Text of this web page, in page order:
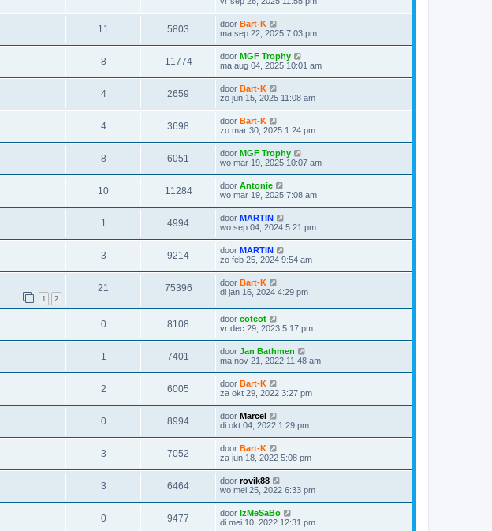
11 5803 door Bart-K
ma sep 22, 2025 7:03 pm
8 11774 door MGF Trophy
ma aug 04, 2025 10:01 am
4 2659 door Bart-K
zo jun 15, 2025 11:08 am
4 3698 door Bart-K
zo mar 30, 2025 1:24 pm
8 6051 door MGF Trophy
wo mar 19, 2025 10:07 am
10 11284 door Antonie
wo mar 19, 2025 7:08 am
1 4994 door MARTIN
wo sep 04, 2024 5:21 pm
3 9214 door MARTIN
zo feb 25, 2024 9:54 am
1 2
21 75396 door Bart-K
di jan 16, 2024 4:29 pm
0 8108 door cotcot
vr dec 29, 2023 5:17 pm
1 7401 door Jan Bathmen
ma nov 21, 2022 11:48 am
2 6005 door Bart-K
za okt 29, 2022 3:27 pm
0 8994 door Marcel
di okt 04, 2022 1:29 pm
3 7052 door Bart-K
za jun 18, 2022 5:08 pm
3 6464 door rovik88
wo mei 25, 2022 6:33 pm
0 9477 door IzMeSaBo
di mei 10, 2022 12:31 pm